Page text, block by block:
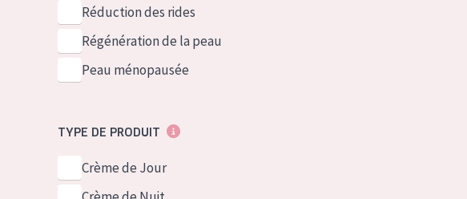
Réduction des rides
Régénération de la peau
Peau ménopausée
TYPE DE PRODUIT
Crème de Jour